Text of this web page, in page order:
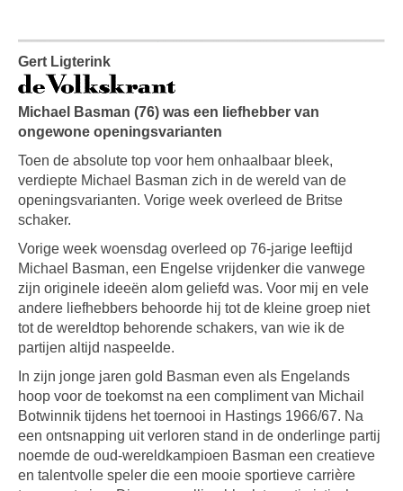
Gert Ligterink
Michael Basman (76) was een liefhebber van
ongewone openingsvarianten
Toen de absolute top voor hem onhaalbaar bleek,
verdiepte Michael Basman zich in de wereld van de
openingsvarianten. Vorige week overleed de Britse
schaker.
Vorige week woensdag overleed op 76-jarige leeftijd
Michael Basman, een Engelse vrijdenker die vanwege
zijn originele ideeën alom geliefd was. Voor mij en vele
andere liefhebbers behoorde hij tot de kleine groep niet
tot de wereldtop behorende schakers, van wie ik de
partijen altijd naspeelde.
In zijn jonge jaren gold Basman even als Engelands
hoop voor de toekomst na een compliment van Michail
Botwinnik tijdens het toernooi in Hastings 1966/67. Na
een ontsnapping uit verloren stand in de onderlinge partij
noemde de oud-wereldkampioen Basman een creatieve
en talentvolle speler die een mooie sportieve carrière